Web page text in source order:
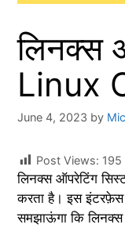
लिनक्स
Linux
June 4, 2023 by
Post Views: 195
लिनक्स ऑपरेटिंग
करता है। इस इंटरफ़ेस
समझाऊंगा कि